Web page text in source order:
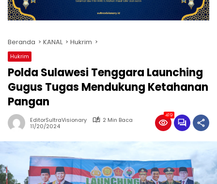
Beranda KANAL Hukrim
Hukrim
Polda Sulawesi Tenggara Launching
Gugus Tugas Mendukung Ketahanan
Pangan
EditorSultraVisionary
2 Min Baca
11/20/2024
419